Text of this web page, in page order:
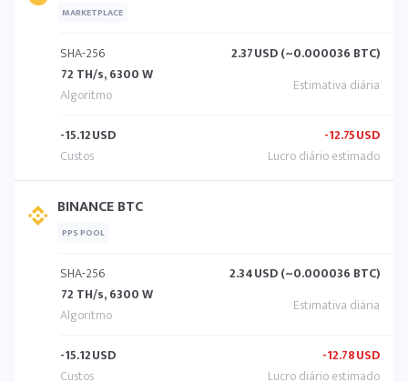
MARKETPLACE
SHA-256
72 TH/s, 6300 W
2.37USD (~0.000036 BTC)
-15.12USD -12.75USD
BINANCE BTC
PPS POOL
SHA-256
72 TH/s, 6300 W
2.34USD (~0.000036 BTC)
-15.12USD -12.78USD